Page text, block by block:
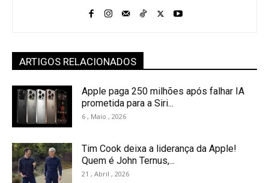
ARTIGOS RELACIONADOS
Apple paga 250 milhões após falhar IA
prometida para a Siri...
6 , Maio , 2026
Tim Cook deixa a liderança da Apple!
Quem é John Ternus,...
21 , Abril , 2026